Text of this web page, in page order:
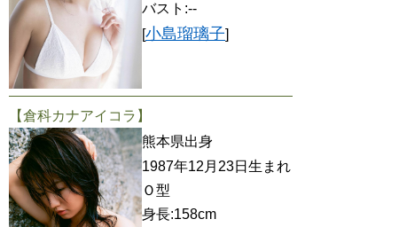
バスト:--
[小島瑠璃子]
【倉科カナアイコラ】
熊本県出身
1987年12月23日生まれ
Ｏ型
身長:158cm